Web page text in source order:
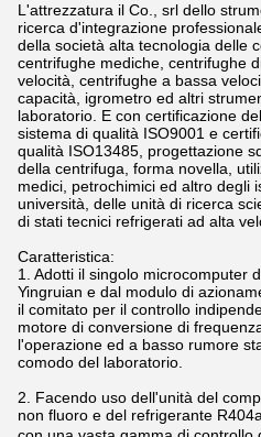
L'attrezzatura il Co., srl dello
ricerca d'integrazione
della società alta tecnologia delle
centrifughe mediche, centrifughe
velocità, centrifughe a bassa
capacità, igrometro ed altri
laboratorio. E con certificazione
sistema di qualità ISO9001 e
qualità ISO13485, progettazione
della centrifuga, forma novella,
medici, petrochimici ed altro degli
università, delle unità di ricerca
di stati tecnici refrigerati ad alta
Caratteristica:
1. Adotti il singolo microcomputer
Yingruian e dal modulo di
il comitato per il controllo
motore di conversione di
l'operazione ed a basso rumore
comodo del laboratorio.
2. Facendo uso dell'unità del
non fluoro e del refrigerante